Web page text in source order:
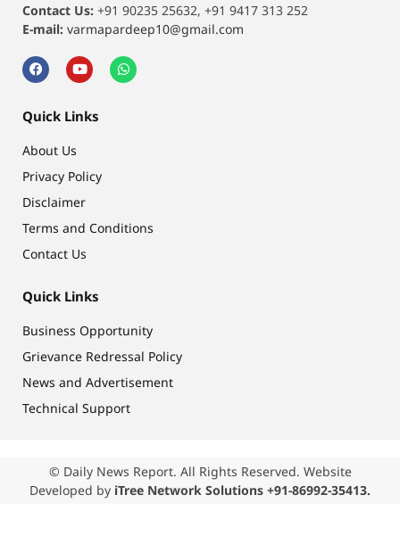
Contact Us: +91 90235 25632, +91 9417 313 252
E-mail: varmapardeep10@gmail.com
Quick Links
About Us
Privacy Policy
Disclaimer
Terms and Conditions
Contact Us
Quick Links
Business Opportunity
Grievance Redressal Policy
News and Advertisement
Technical Support
© Daily News Report. All Rights Reserved. Website
Developed by iTree Network Solutions +91-86992-35413.